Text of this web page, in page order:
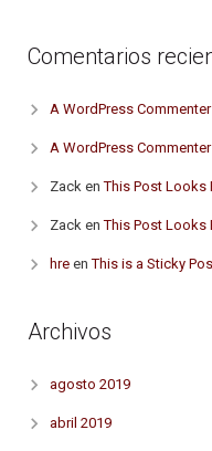
Comentarios
A WordPress Commenter
A WordPress Commenter
Zack enThis Post Looks
Zack enThis Post Looks
hre enThis is a Sticky
Archivos
agosto 2019
abril 2019